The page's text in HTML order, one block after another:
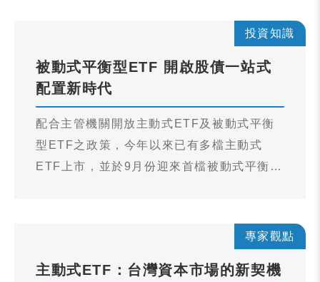
與驅動力，以及主要產品類型與創新方向。
元。金管會12月4日放寬「ETF連結基金」
發行限制，主動式ETF目前有臺股、海外股
票及債券等產品。
投資知識
被動式平衡型ETF 開啟股債一站式
配置新時代
配合主管機關開放主動式ETF及被動式平衡
型ETF之政策，今年以來已有多檔主動式
ETF上市，並於9月份迎來首檔被動式平衡型
專家觀點
主動式ETF：台灣資本市場的新契機